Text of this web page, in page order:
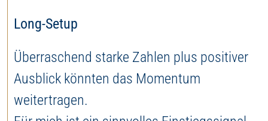
Long-Setup
Überraschend starke Zahlen plus positiver
Ausblick könnten das Momentum
weitertragen.